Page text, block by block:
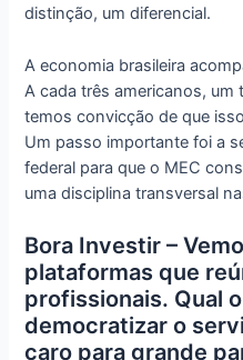
distinção, um diferencial.
A economia brasileira
A cada três americanos, um
temos convicção de que
Um passo importante foi a
federal para que o MEC
uma disciplina transversal
Bora Investir –
plataformas que
profissionais. Qual
democratizar o
caro para grande